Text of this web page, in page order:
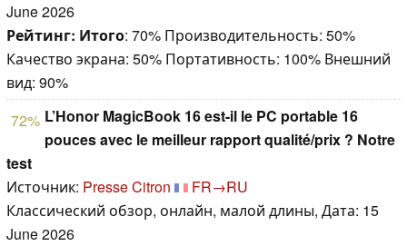
June 2026
Рейтинг: Итого: 70% Производительность: 50%
Качество экрана: 50% Портативность: 100% Внешний
вид: 90%
72% L’Honor MagicBook 16 est-il le PC portable 16
pouces avec le meilleur rapport qualité/prix ? Notre
test
Источник: Presse Citron
FR→RU
Классический обзор, онлайн, малой длины, Дата: 15
June 2026